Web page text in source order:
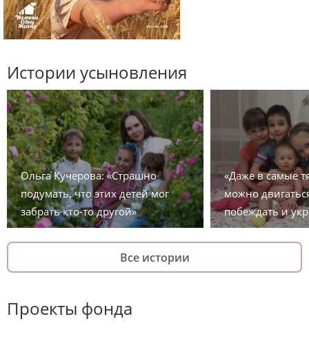
Истории усыновления
Ольга Кучерова: «Страшно
подумать, что этих детей мог
забрать кто-то другой»
«Даже в самые
можно
побеждать и
Все истории
Проекты фонда